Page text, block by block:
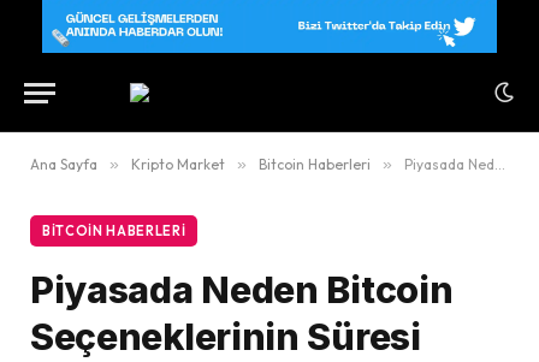
Ana Sayfa » Kripto Market » Bitcoin Haberleri » Piyasada Neden Bitcoin Seçeneklerinin Süresi Doluyor ?
BITCOIN HABERLERI
Piyasada Neden Bitcoin
Seçeneklerinin Süresi